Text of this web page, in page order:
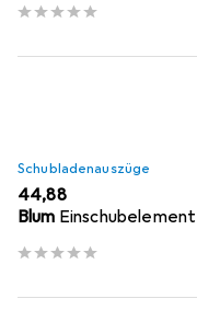
Schubladenauszüge
EUR
44,88
Blum